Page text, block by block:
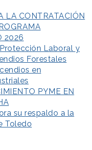
LA CONTRATACIÓN
2026
Laboral y
Forestales
en
PYME EN
su respaldo a la
Toledo